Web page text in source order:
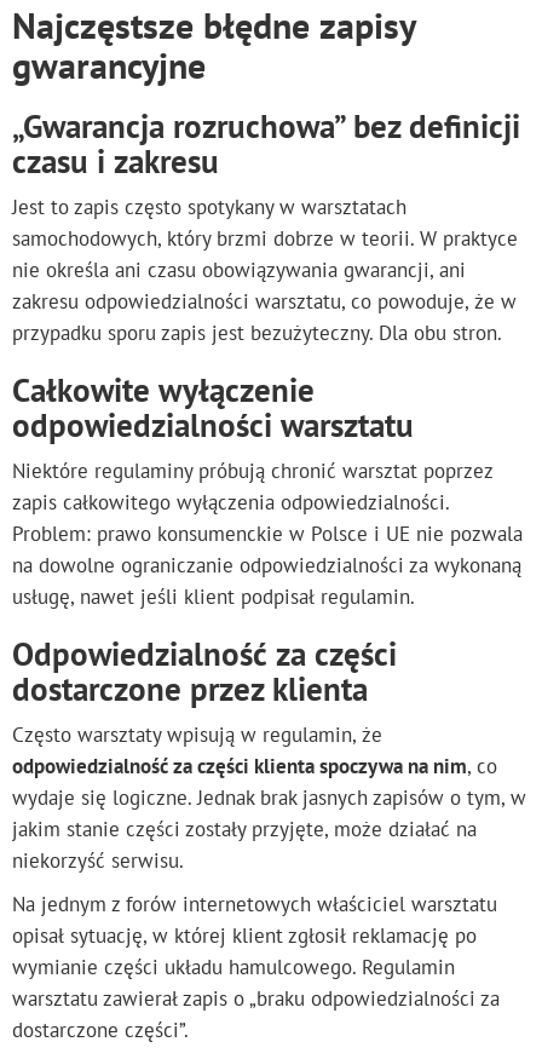
Najczęstsze błędne zapisy
gwarancyjne
„Gwarancja rozruchowa” bez definicji
czasu i zakresu
Jest to zapis często spotykany w warsztatach
samochodowych, który brzmi dobrze w teorii. W praktyce
nie określa ani czasu obowiązywania gwarancji, ani
zakresu odpowiedzialności warsztatu, co powoduje, że w
przypadku sporu zapis jest bezużyteczny. Dla obu stron.
Całkowite wyłączenie
odpowiedzialności warsztatu
Niektóre regulaminy próbują chronić warsztat poprzez
zapis całkowitego wyłączenia odpowiedzialności.
Problem: prawo konsumenckie w Polsce i UE nie pozwala
na dowolne ograniczanie odpowiedzialności za wykonaną
usługę, nawet jeśli klient podpisał regulamin.
Odpowiedzialność za części
dostarczone przez klienta
Często warsztaty wpisują w regulamin, że
odpowiedzialność za części klienta spoczywa na nim, co
wydaje się logiczne. Jednak brak jasnych zapisów o tym, w
jakim stanie części zostały przyjęte, może działać na
niekorzyść serwisu.
Na jednym z forów internetowych właściciel warsztatu
opisał sytuację, w której klient zgłosił reklamację po
wymianie części układu hamulcowego. Regulamin
warsztatu zawierał zapis o „braku odpowiedzialności za
dostarczone części”.